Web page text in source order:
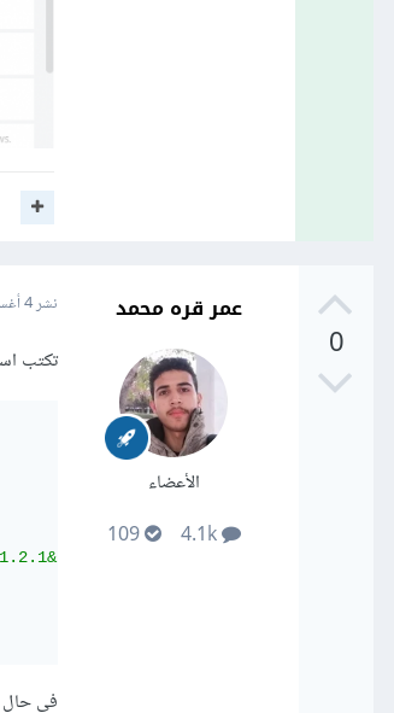
0
عمر قره محمد
الأعضاء
4.1k
109
نشر4 أغسطس 2022
تكتب
في حال